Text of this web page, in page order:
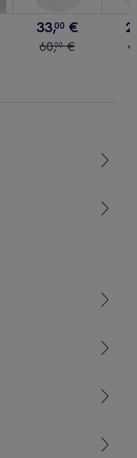
33,00 €
60,00 €